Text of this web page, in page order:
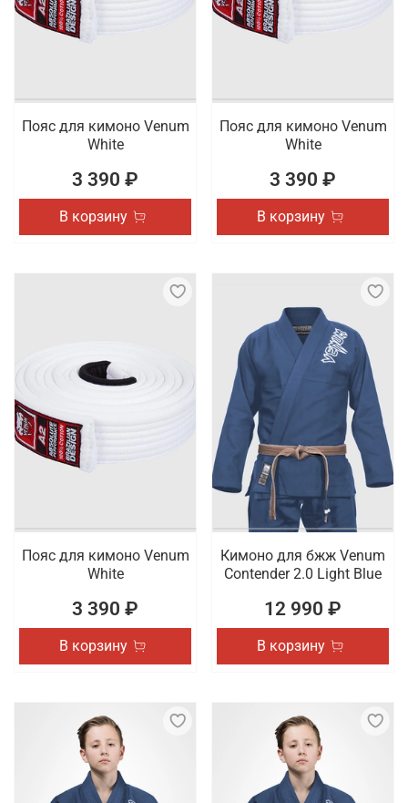
Пояс для кимоно Venum
White
3 390 ₽
В корзину
Пояс для кимоно Venum
White
3 390 ₽
В корзину
Пояс для кимоно Venum
White
3 390 ₽
В корзину
Кимоно для бжж Venum
Contender 2.0 Light Blue
12 990 ₽
В корзину